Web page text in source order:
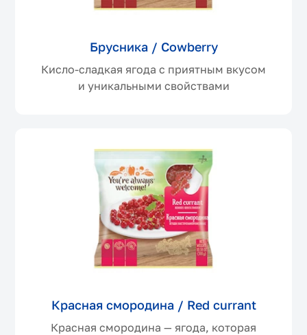
Брусника / Cowberry
Кисло-сладкая ягода с приятным вкусом
и уникальными свойствами
Красная смородина / Red currant
Красная смородина — ягода, которая